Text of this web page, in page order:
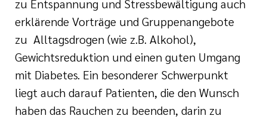
zu Entspannung und Stressbewältigung auch
erklärende Vorträge und Gruppenangebote
zu Alltagsdrogen (wie z.B. Alkohol),
Gewichtsreduktion und einen guten Umgang
mit Diabetes. Ein besonderer Schwerpunkt
liegt auch darauf Patienten, die den Wunsch
haben das Rauchen zu beenden, darin zu